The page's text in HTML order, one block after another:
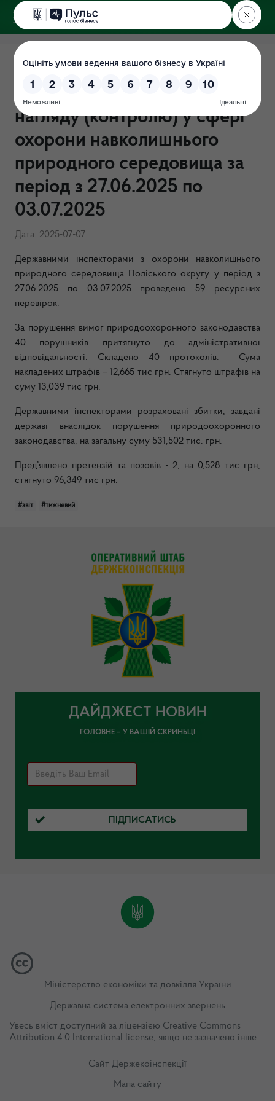
ДЕРЖЕКОІНСПЕКЦІЯ
Поліського округу
ЗВІТ щодо результатів
здійснення державного
нагляду (контролю) у сфері
охорони навколишнього
природного середовища за
період з 27.06.2025 по
03.07.2025
Дата: 2025-07-07
Державними інспекторами з охорони навколишнього
природного середовища Поліського округу у період з
27.06.2025 по 03.07.2025 проведено 59 ресурсних
перевірок.
За порушення вимог природоохоронного законодавства
40 порушників притягнуто до адміністративної
відповідальності. Складено 40 протоколів.
Сума
накладених штрафів – 12,665 тис грн. Стягнуто штрафів на
суму 13,039 тис грн.
Державними інспекторами розраховані збитки, завдані
державі внаслідок порушення природоохоронного
законодавства, на загальну суму 531,502 тис. грн.
Пред’явлено претензій та позовів - 2, на 0,528 тис грн,
стягнуто 96,349 тис грн.
#звіт #тижневий
ДАЙДЖЕСТ НОВИН
ГОЛОВНЕ – У ВАШІЙ СКРИНЬЦІ
ПІДПИСАТИСЬ
Міністерство економіки та довкілля України
Державна система електронних звернень
Увесь вміст доступний за ліцензією Creative Commons
Attribution 4.0 International license, якщо не зазначено інше.
Сайт Держекоінспекції
Мапа сайту